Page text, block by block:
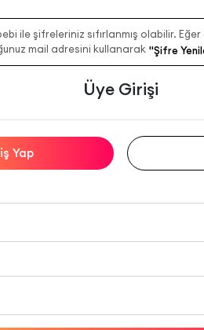
ile şifreleriniz sıfırlanmış olabilir.
mail adresini kullanarak "Şifre
Üye Girişi
Yap